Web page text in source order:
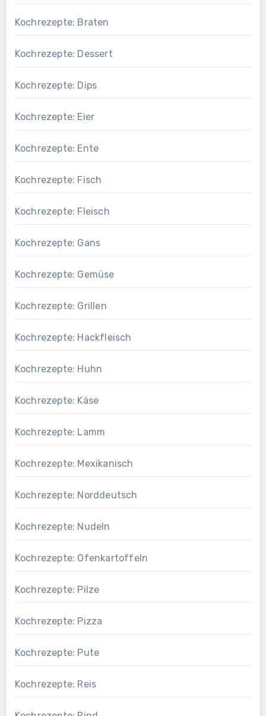
Kochrezepte: Braten
Kochrezepte: Dessert
Kochrezepte: Dips
Kochrezepte: Eier
Kochrezepte: Ente
Kochrezepte: Fisch
Kochrezepte: Fleisch
Kochrezepte: Gans
Kochrezepte: Gemüse
Kochrezepte: Grillen
Kochrezepte: Hackfleisch
Kochrezepte: Huhn
Kochrezepte: Käse
Kochrezepte: Lamm
Kochrezepte: Mexikanisch
Kochrezepte: Norddeutsch
Kochrezepte: Nudeln
Kochrezepte: Ofenkartoffeln
Kochrezepte: Pilze
Kochrezepte: Pizza
Kochrezepte: Pute
Kochrezepte: Reis